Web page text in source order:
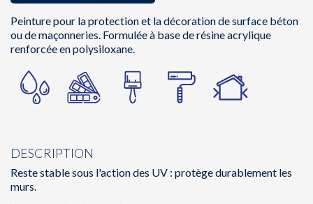
Peinture pour la protection et la décoration de surface béton
ou de maçonneries. Formulée à base de résine acrylique
renforcée en polysiloxane.
DESCRIPTION
Reste stable sous l'action des UV : protège durablement les
murs.